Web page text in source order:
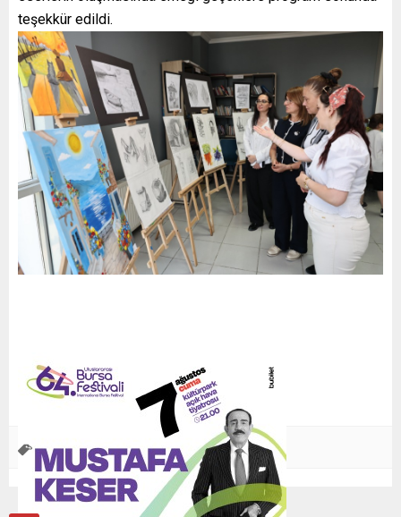
teşekkür edildi.
Bir ,Çalı ,kadın,Merkezi,Nilüfer Belediye